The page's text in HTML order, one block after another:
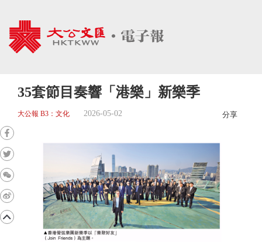
35套節目奏響「港樂」新樂季
大公報 B3：文化 2026-05-02 分享